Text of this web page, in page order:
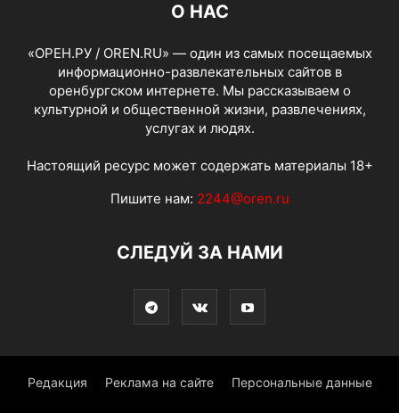
О НАС
«ОРЕН.РУ / OREN.RU» — один из самых посещаемых
информационно-развлекательных сайтов в
оренбургском интернете. Мы рассказываем о
культурной и общественной жизни, развлечениях,
услугах и людях.
Настоящий ресурс может содержать материалы 18+
Пишите нам: 2244@oren.ru
СЛЕДУЙ ЗА НАМИ
Редакция Реклама на сайте Персональные данные